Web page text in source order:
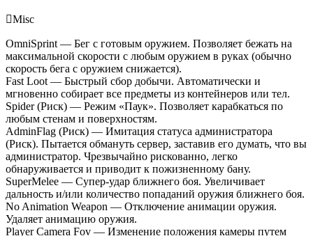
Misc
OmniSprint — Бег с готовым оружием. Позволяет бежать на
максимальной скорости с любым оружием в руках (обычно
скорость бега с оружием снижается).
Fast Loot — Быстрый сбор добычи. Автоматически и
мгновенно собирает все предметы из контейнеров или тел.
Spider (Риск) — Режим «Паук». Позволяет карабкаться по
любым стенам и поверхностям.
AdminFlag (Риск) — Имитация статуса администратора
(Риск). Пытается обмануть сервер, заставив его думать, что вы
администратор. Чрезвычайно рискованно, легко
обнаруживается и приводит к пожизненному бану.
SuperMelee — Супер-удар ближнего боя. Увеличивает
дальность и/или количество попаданий оружия ближнего боя.
No Animation Weapon — Отключение анимации оружия.
Удаляет анимацию оружия.
Player Camera Fov — Изменение положения камеры путем